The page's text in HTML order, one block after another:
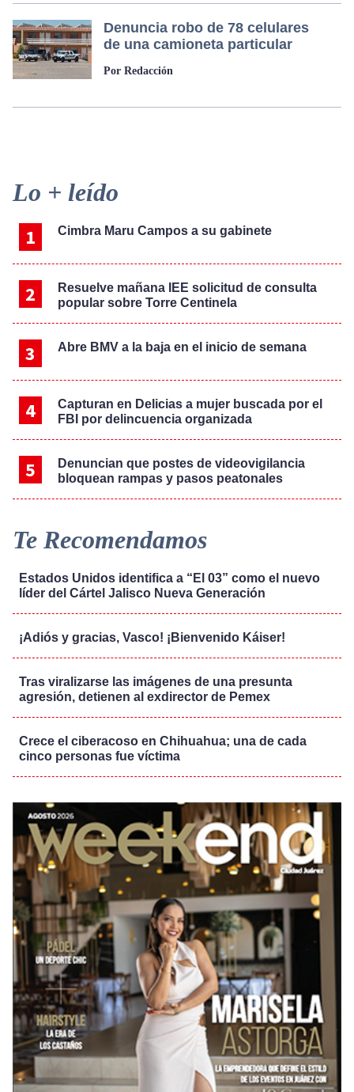
Denuncia robo de 78 celulares
de una camioneta particular
Por Redacción
Primary
Sidebar
Lo + leído
Cimbra Maru Campos a su gabinete
Resuelve mañana IEE solicitud de consulta
popular sobre Torre Centinela
Abre BMV a la baja en el inicio de semana
Capturan en Delicias a mujer buscada por el
FBI por delincuencia organizada
Denuncian que postes de videovigilancia
bloquean rampas y pasos peatonales
Te Recomendamos
Estados Unidos identifica a “El 03” como el nuevo
líder del Cártel Jalisco Nueva Generación
¡Adiós y gracias, Vasco! ¡Bienvenido Káiser!
Tras viralizarse las imágenes de una presunta
agresión, detienen al exdirector de Pemex
Crece el ciberacoso en Chihuahua; una de cada
cinco personas fue víctima